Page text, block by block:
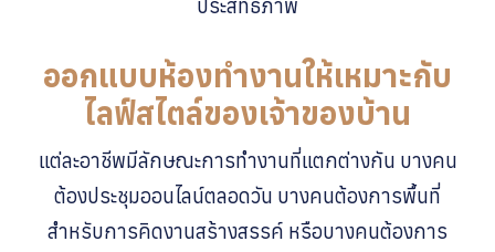
ประสิทธิภาพ
ออกแบบห้องทำงานให้เหมาะกับ
ไลฟ์สไตล์ของเจ้าของบ้าน
แต่ละอาชีพมีลักษณะการทำงานที่แตกต่างกัน บางคน
ต้องประชุมออนไลน์ตลอดวัน บางคนต้องการพื้นที่
สำหรับการคิดงานสร้างสรรค์ หรือบางคนต้องการ